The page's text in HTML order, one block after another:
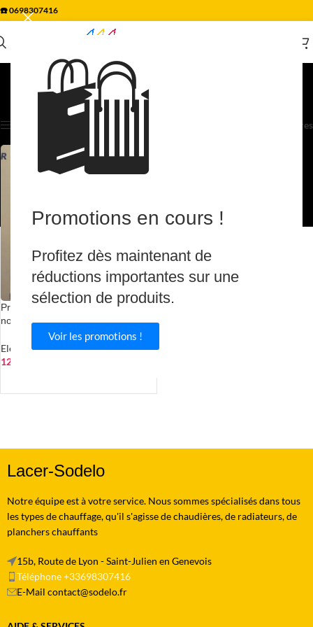
🛍️
Promotions en cours !
Profitez dès maintenant de
réductions importantes sur une
sélection de produits.
Voir les promotions !
☎️0698307416
Electricité
Filtres
Projecteur extérieur led 30w IP65
noir
Electricité,Eclairage & source
127.60
Lacer-Sodelo
Notre équipe est à votre service. Nous sommes spécialisés dans tous
les types de chauffage, qu'il s'agisse de chaudières, de radiateurs, de
planchers chauffants
15b, Route de Lyon - Saint-Julien en Genevois
Téléphone +33698307416
E-Mail contact@sodelo.fr